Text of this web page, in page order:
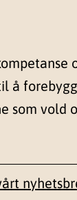
å
som vold